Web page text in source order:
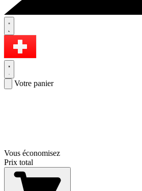
Votre panier
Vous économisez
Prix total